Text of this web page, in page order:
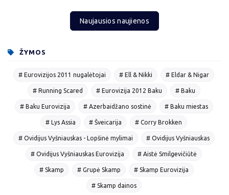
Naujausios naujienos
ŽYMOS
# Eurovizijos 2011 nugalėtojai # Ell & Nikki # Eldar & Nigar
# Running Scared # Eurovizija 2012 Baku # Baku
# Baku Eurovizija # Azerbaidžano sostinė # Baku miestas
# Lys Assia # Šveicarija # Corry Brokken
# Ovidijus Vyšniauskas - Lopšinė mylimai # Ovidijus Vyšniauskas
# Ovidijus Vyšniauskas Eurovizija # Aistė Smilgevičiūtė
# Skamp # Grupė Skamp # Skamp Eurovizija
# Skamp dainos